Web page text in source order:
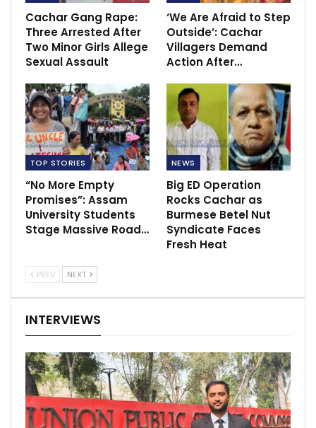
Cachar Gang Rape:
Three Arrested After
Two Minor Girls Allege
Sexual Assault
‘We Are Afraid to Step
Outside’: Cachar
Villagers Demand
Action After…
TOP STORIES
“No More Empty
Promises”: Assam
University Students
Stage Massive Road…
NEWS
Big ED Operation
Rocks Cachar as
Burmese Betel Nut
Syndicate Faces
Fresh Heat
PREV NEXT
INTERVIEWS